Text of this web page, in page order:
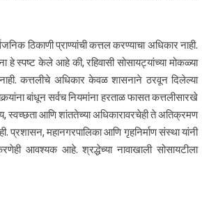
ठिकाणी प्राण्यांची कत्तल करण्याचा अधिकार नाही.
हे स्पष्ट केले आहे की, रहिवासी सोसायट्यांच्या मोकळ्या
कत्तलीचे अधिकार केवळ शासनाने ठरवून दिलेल्या
बांधून सर्वच नियमांना हरताळ फासत कत्तलीसारखे
आणि शांततेच्या अधिकारावरचेही ते अतिक्रमण
प्रशासन, महानगरपालिका आणि गृहनिर्माण संस्था यांनी
आवश्यक आहे. श्रद्धेच्या नावाखाली सोसायटीला